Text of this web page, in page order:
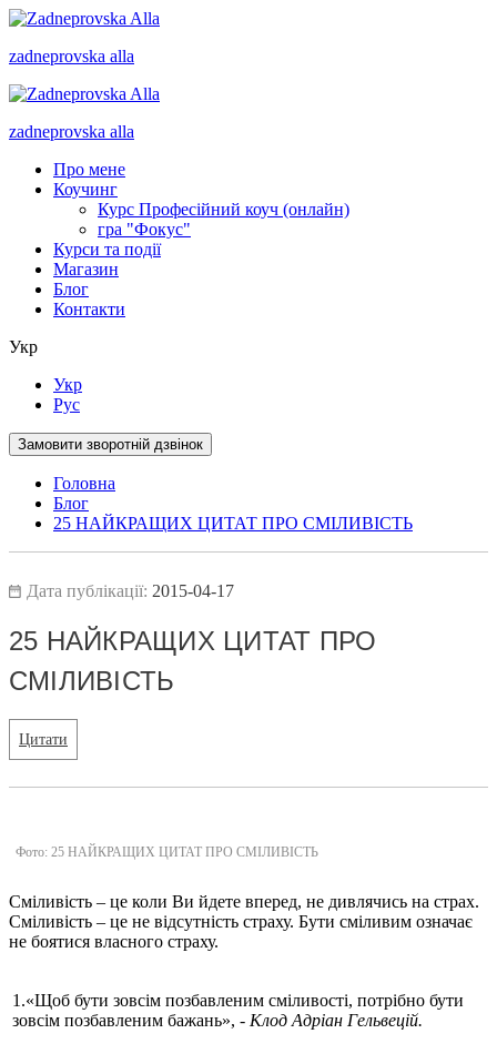
zadneprovska alla
zadneprovska alla
Про мене
Коучинг
Курс Професійний коуч (онлайн)
гра "Фокус"
Курси та події
Магазин
Блог
Контакти
Укр
Укр
Рус
Замовити зворотній дзвінок
Головна
Блог
25 НАЙКРАЩИХ ЦИТАТ ПРО СМІЛИВІСТЬ
Дата публікації: 2015-04-17
25 НАЙКРАЩИХ ЦИТАТ ПРО
СМІЛИВІСТЬ
Цитати
Фото: 25 НАЙКРАЩИХ ЦИТАТ ПРО СМІЛИВІСТЬ
Сміливість – це коли Ви йдете вперед, не дивлячись на страх.
Сміливість – це не відсутність страху. Бути сміливим означає
не боятися власного страху.
1.«Щоб бути зовсім позбавленим сміливості, потрібно бути
зовсім позбавленим бажань», - Клод Адріан Гельвецій.